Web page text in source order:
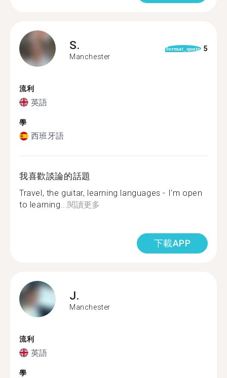
S.
Manchester
format_quote 5
流利
英語
學
西班牙語
我喜歡談論的話題
Travel, the guitar, learning languages - I'm open
to learning...閱讀更多
下載APP
J.
Manchester
流利
英語
學